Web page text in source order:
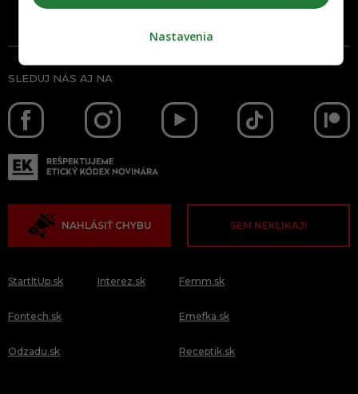
Inzercia Cenník
SLEDUJ NÁS AJ NA
NAHLÁSIŤ CHYBU SEM NEKLIKAJ!
StartItUp.sk
Fontech.sk
Odzadu.sk
Interez.sk Femm.sk
Emefka.sk
Receptik.sk
Nastavenia